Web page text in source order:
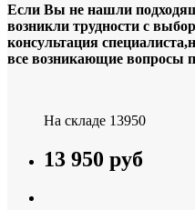
Если Вы не нашли
возникли трудности с
консультация
все возникающие вопросы
На складе 13950
13 950 руб